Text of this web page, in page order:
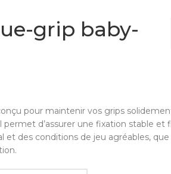
grip baby-
pour maintenir vos grips
d’assurer une fixation stable et
et des conditions de jeu agréables,